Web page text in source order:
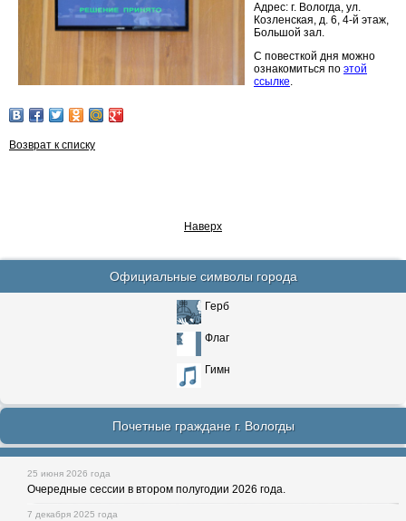
Адрес: г. Вологда, ул.
Козленская, д. 6, 4-й этаж,
Большой зал.
С повесткой дня можно
ознакомиться по этой
ссылке.
Возврат к списку
Наверх
Официальные символы города
Герб
Флаг
Гимн
Почетные граждане г. Вологды
25 июня 2026 года
Очередные сессии в втором полугодии 2026 года.
7 декабря 2025 года